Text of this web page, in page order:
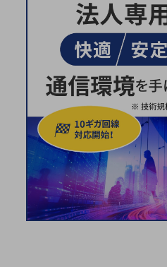
地域共創・地方創生
セキュリティ対策
顧客体験（CX）改善
自動化・省電化
人材不足解消
業種・業態で探す
業種・業態で探すTOP
一次産業